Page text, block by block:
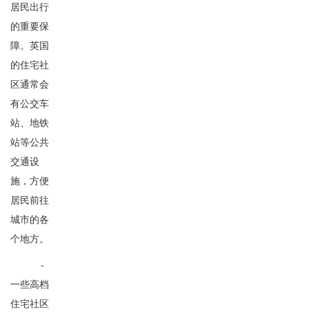
居民出行
的重要保
障。英国
的住宅社
区通常会
有公交车
站、地铁
站等公共
交通设
施，方便
居民前往
城市的各
个地方。
-
一些高档
住宅社区